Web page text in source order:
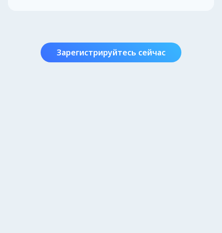
Зарегистрируйтесь сейчас